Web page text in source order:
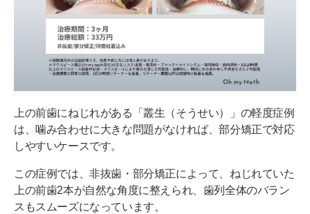
上の前歯にねじれがある「叢生（そうせい）」の軽度症例
は、噛み合わせに大きな問題がなければ、部分矯正で対応
しやすいケースです。
この症例では、非抜歯・部分矯正によって、ねじれていた
上の前歯2本が自然な角度に整えられ、歯列全体のバラン
スもスムーズになっています。